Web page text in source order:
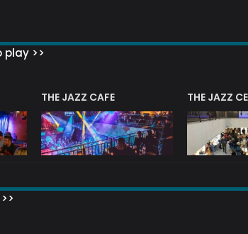
>>
THE JAZZ CAFE THE JAZZ